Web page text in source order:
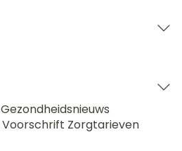
Gezondheidsnieuws
Voorschrift Zorgtarieven